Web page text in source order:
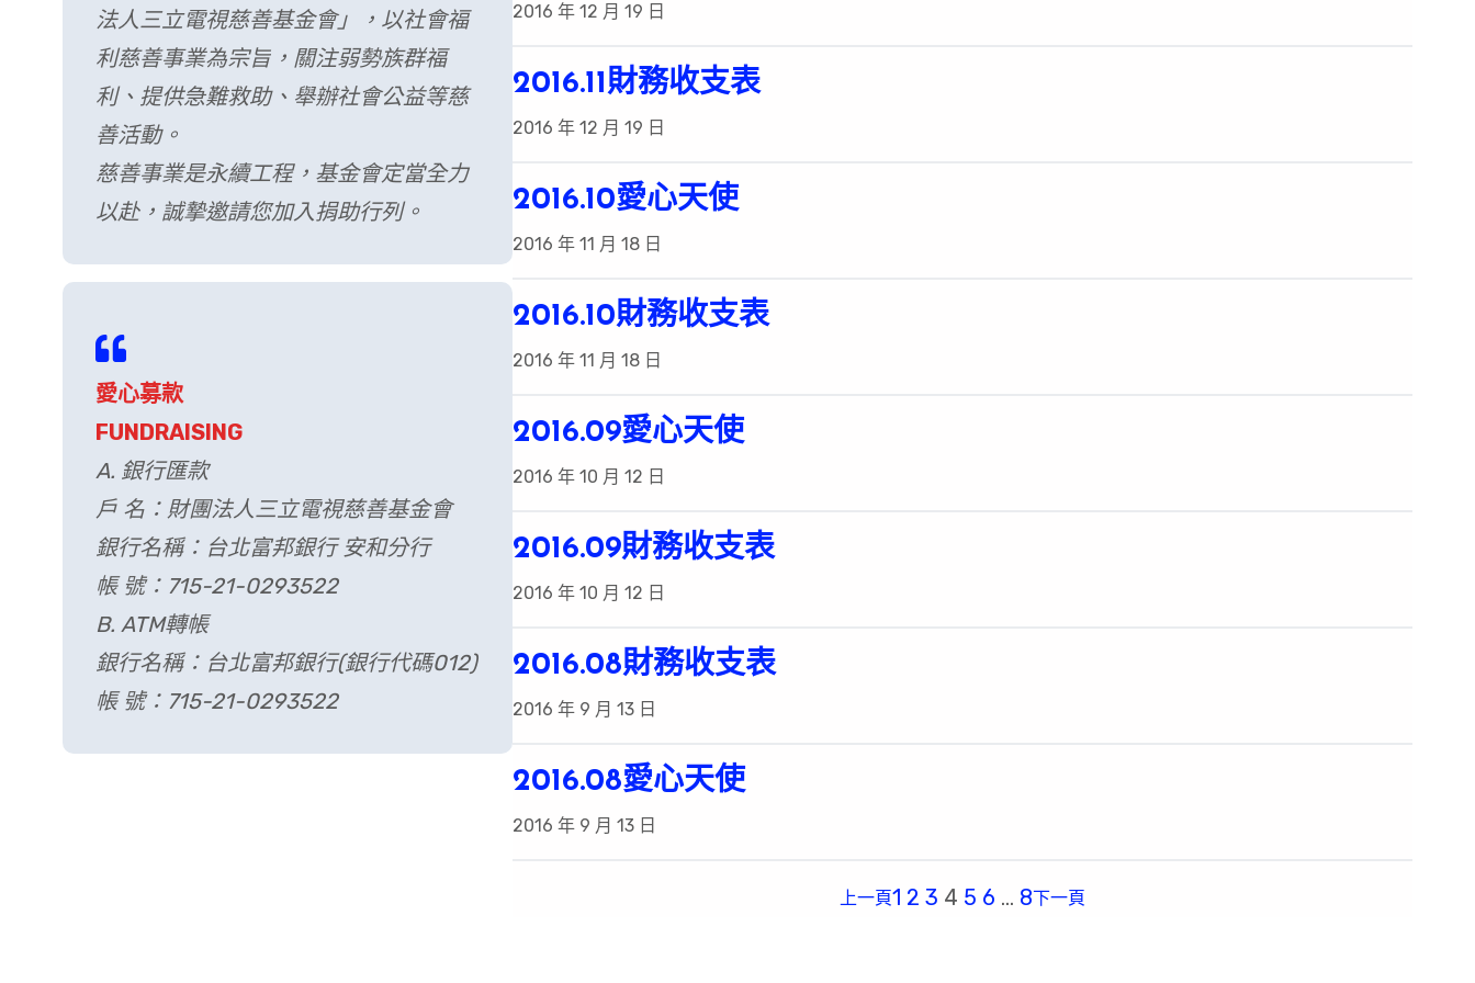
法人三立電視慈善基金會」，以社會福
利慈善事業為宗旨，關注弱勢族群福
利、提供急難救助、舉辦社會公益等慈
善活動。
慈善事業是永續工程，基金會定當全力
以赴，誠摯邀請您加入捐助行列。
愛心募款
FUNDRAISING
A. 銀行匯款
戶 名：財團法人三立電視慈善基金會
銀行名稱：台北富邦銀行 安和分行
帳 號：715-21-0293522
B. ATM轉帳
銀行名稱：台北富邦銀行(銀行代碼012)
帳 號：715-21-0293522
2016 年 12 月 19 日
2016.11財務收支表
2016 年 12 月 19 日
2016.10愛心天使
2016 年 11 月 18 日
2016.10財務收支表
2016 年 11 月 18 日
2016.09愛心天使
2016 年 10 月 12 日
2016.09財務收支表
2016 年 10 月 12 日
2016.08財務收支表
2016 年 9 月 13 日
2016.08愛心天使
2016 年 9 月 13 日
上一頁1 2 3 4 5 6 … 8下一頁